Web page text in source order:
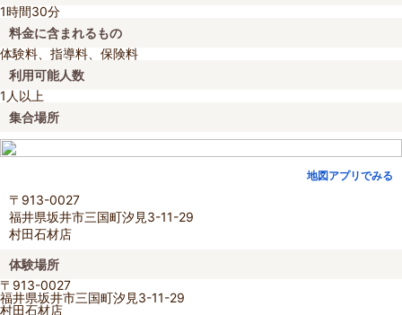
1時間30分
料金に含まれるもの
体験料、指導料、保険料
利用可能人数
1人以上
集合場所
地図アプリでみる
〒913-0027
福井県坂井市三国町汐見3-11-29
村田石材店
体験場所
〒913-0027
福井県坂井市三国町汐見3-11-29
村田石材店